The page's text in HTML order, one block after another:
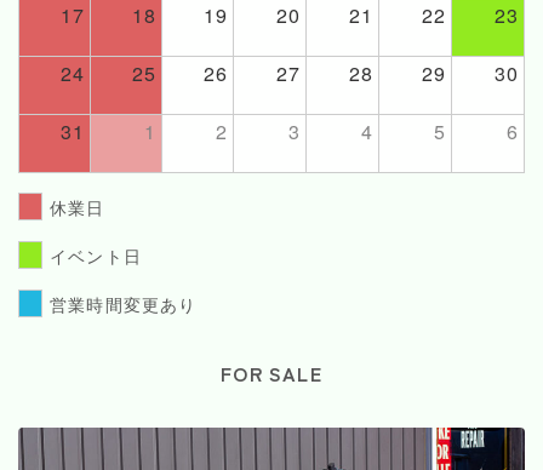
17 18 19 20 21 22 23
24 25 26 27 28 29 30
31 1 2 3 4 5 6
休業日
イベント日
営業時間変更あり
FOR SALE